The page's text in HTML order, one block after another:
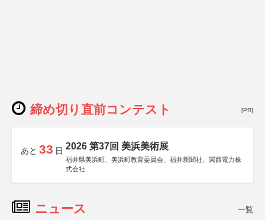
締め切り直前コンテスト [PR]
あと 33 日 2026 第37回 美浜美術展
福井県美浜町、美浜町教育委員会、福井新聞社、関西電力株
式会社
ニュース 一覧